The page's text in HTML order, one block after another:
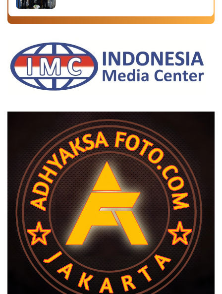
Peluang Pegawai Kejaksaan RI
Tempuh Pendidikan Doktor (S3)